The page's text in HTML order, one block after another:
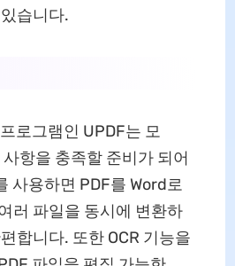
습니다.
로그램인 UPDF는 모
항을 충족할 준비가 되어
사용하면 PDF를 Word로
러 파일을 동시에 변환하
합니다. 또한 OCR 기능을